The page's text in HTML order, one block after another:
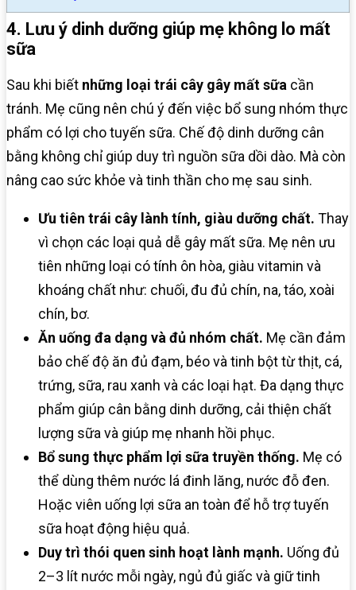
4. Lưu ý dinh dưỡng giúp mẹ không lo mất
sữa
Sau khi biết những loại trái cây gây mất sữa cần
tránh. Mẹ cũng nên chú ý đến việc bổ sung nhóm thực
phẩm có lợi cho tuyến sữa. Chế độ dinh dưỡng cân
bằng không chỉ giúp duy trì nguồn sữa dồi dào. Mà còn
nâng cao sức khỏe và tinh thần cho mẹ sau sinh.
Ưu tiên trái cây lành tính, giàu dưỡng chất. Thay
vì chọn các loại quả dễ gây mất sữa. Mẹ nên ưu
tiên những loại có tính ôn hòa, giàu vitamin và
khoáng chất như: chuối, đu đủ chín, na, táo, xoài
chín, bơ.
Ăn uống đa dạng và đủ nhóm chất. Mẹ cần đảm
bảo chế độ ăn đủ đạm, béo và tinh bột từ thịt, cá,
trứng, sữa, rau xanh và các loại hạt. Đa dạng thực
phẩm giúp cân bằng dinh dưỡng, cải thiện chất
lượng sữa và giúp mẹ nhanh hồi phục.
Bổ sung thực phẩm lợi sữa truyền thống. Mẹ có
thể dùng thêm nước lá đinh lăng, nước đỗ đen.
Hoặc viên uống lợi sữa an toàn để hỗ trợ tuyến
sữa hoạt động hiệu quả.
Duy trì thói quen sinh hoạt lành mạnh. Uống đủ
2–3 lít nước mỗi ngày, ngủ đủ giấc và giữ tinh